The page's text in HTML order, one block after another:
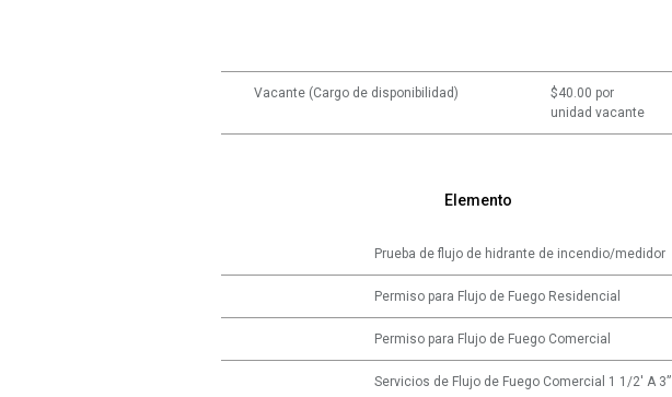
Vacante (Cargo de disponibilidad)
$40.00 por
unidad vacante
Elemento
Prueba de flujo de hidrante de incendio/medidor
Permiso para Flujo de Fuego Residencial
Permiso para Flujo de Fuego Comercial
Servicios de Flujo de Fuego Comercial 1 1/2' A 3”